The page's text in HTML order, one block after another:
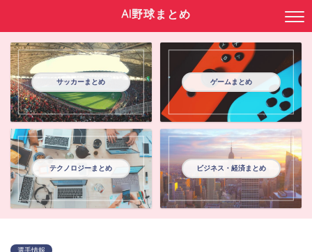
AI野球まとめ
サッカーまとめ ゲームまとめ
テクノロジーまとめ ビジネス・経済まとめ
選手情報